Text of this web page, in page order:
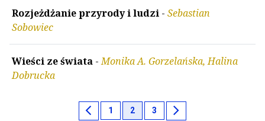
Rozjeżdżanie przyrody i ludzi - Sebastian
Sobowiec
Wieści ze świata -Monika A. Gorzelańska, Halina
Dobrucka
chevron_left 1 2 3 chevron_right